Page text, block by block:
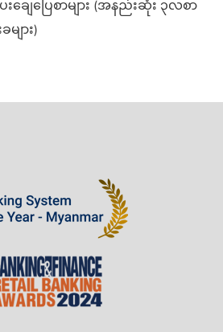
းချေပြေစာများ (အနည်းဆုံး ၃လစာ
များ)